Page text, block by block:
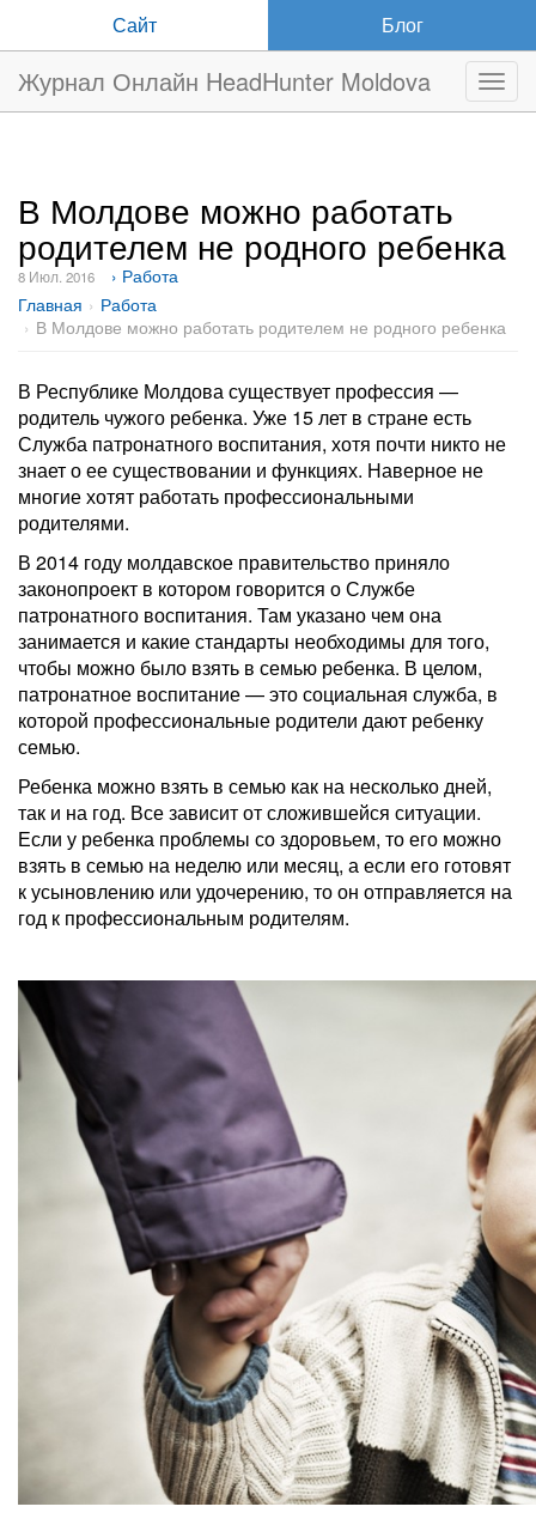
Сайт Блог
Журнал Онлайн HeadHunter Moldova
В Молдове можно работать
родителем не родного ребенка
8 Июл. 2016
› Работа
Главная
Работа
В Молдове можно работать родителем не родного ребенка
В Республике Молдова существует профессия —
родитель чужого ребенка. Уже 15 лет в стране есть
Служба патронатного воспитания, хотя почти никто не
знает о ее существовании и функциях. Наверное не
многие хотят работать профессиональными
родителями.
В 2014 году молдавское правительство приняло
законопроект в котором говорится о Службе
патронатного воспитания. Там указано чем она
занимается и какие стандарты необходимы для того,
чтобы можно было взять в семью ребенка. В целом,
патронатное воспитание — это социальная служба, в
которой профессиональные родители дают ребенку
семью.
Ребенка можно взять в семью как на несколько дней,
так и на год. Все зависит от сложившейся ситуации.
Если у ребенка проблемы со здоровьем, то его можно
взять в семью на неделю или месяц, а если его готовят
к усыновлению или удочерению, то он отправляется на
год к профессиональным родителям.